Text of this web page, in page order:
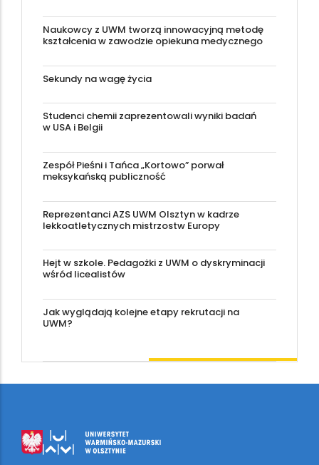
Naukowcy z UWM tworzą innowacyjną metodę
kształcenia w zawodzie opiekuna medycznego
Sekundy na wagę życia
Studenci chemii zaprezentowali wyniki badań
w USA i Belgii
Zespół Pieśni i Tańca „Kortowo” porwał
meksykańską publiczność
Reprezentanci AZS UWM Olsztyn w kadrze
lekkoatletycznych mistrzostw Europy
Hejt w szkole. Pedagożki z UWM o dyskryminacji
wśród licealistów
Jak wyglądają kolejne etapy rekrutacji na
UWM?